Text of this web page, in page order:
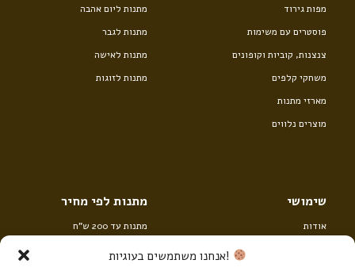
!אנחנו משתמשים בעוגיות
שימושי
אודות
מתנות ליום אהבה
מתנות לגבר
מתנות לאישה
מתנות לזוגות
מפות גירוד
פוסטרים עם משימות
צנצנות, קוביות וקופונים
משחקי קלפים
מארזי מתנות
מוצרים נלווים
מתנות לפי מחיר
מתנות עד 200 ש”ח